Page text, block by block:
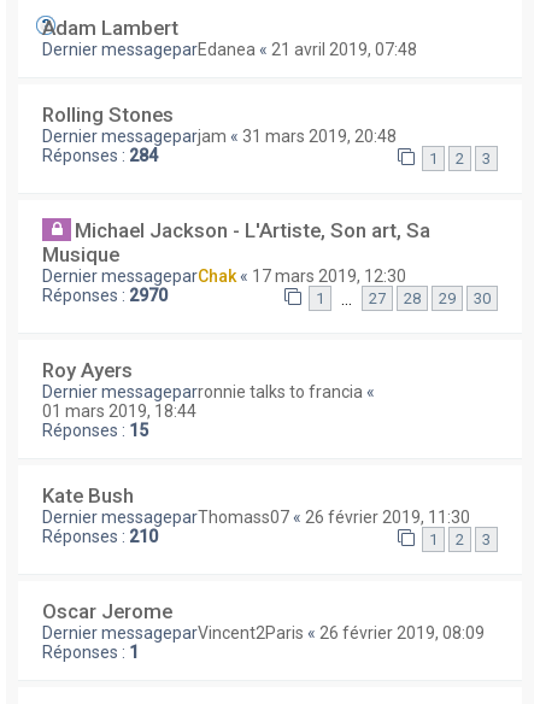
Adam Lambert
Dernier messageparEdanea « 21 avril 2019, 07:48
Rolling Stones
Dernier messageparjam « 31 mars 2019, 20:48
Réponses : 284 1 2 3
Michael Jackson - L'Artiste, Son art, Sa
Musique
Dernier messageparChak « 17 mars 2019, 12:30
Réponses : 2970 1 27 28 29 30
Roy Ayers
Dernier messageparronnie talks to francia «
01 mars 2019, 18:44
Réponses : 15
Kate Bush
Dernier messageparThomass07 « 26 février 2019, 11:30
Réponses : 210 1 2 3
Oscar Jerome
Dernier messageparVincent2Paris « 26 février 2019, 08:09
Réponses : 1